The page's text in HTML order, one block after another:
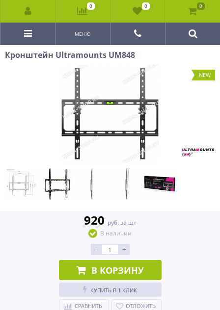
МЕНЮ
Кронштейн Ultramounts UM848
NEW
920 руб. за шт
В наличии
- +
В КОРЗИНУ
КУПИТЬ В 1 КЛИК
СРАВНИТЬ ОТЛОЖИТЬ
0 0 0